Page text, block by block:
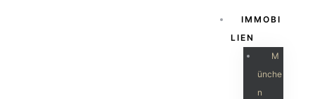
IMMOBI
LIEN
M
Ünche
N